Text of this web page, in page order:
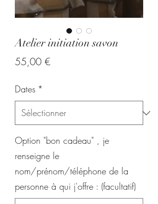
Atelier initiation savon
55,00 €Prix
Dates *
Option "bon cadeau" , je
renseigne le
nom/prénom/téléphone de la
personne à qui j'offre : (facultatif)